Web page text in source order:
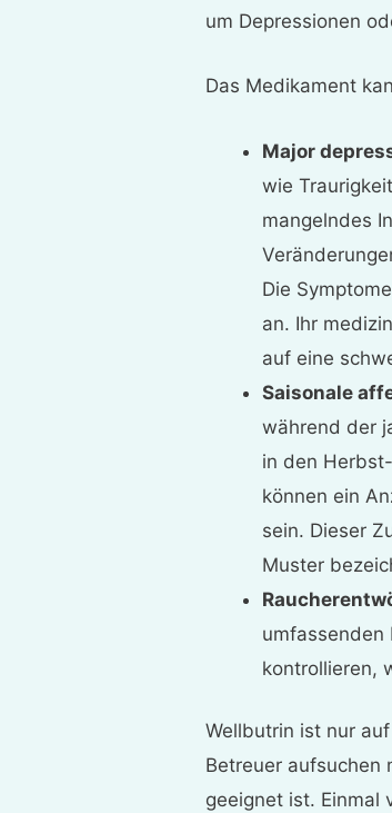
um Depressionen
Das Medikament
Major
wie
mangelndes
Die
an. Ihr
auf eine
Saisonale
während der
in den
können ein
sein. Dieser
Muster
umfassenden
kontrollieren,
Wellbutrin ist nur
Betreuer aufsuchen
geeignet ist. Einmal